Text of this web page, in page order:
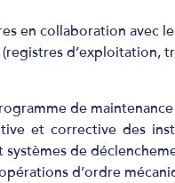
en collaboration avec
d’exploitation,
de
et corrective des
de
d’ordre